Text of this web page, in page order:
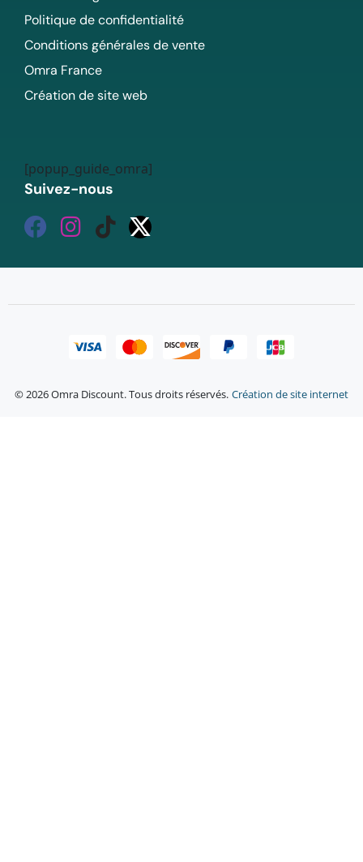
Politique de confidentialité
Conditions générales de vente
Omra France
Création de site web
[popup_guide_omra]
Suivez-nous
© 2026 Omra Discount. Tous droits réservés. Création de site internet